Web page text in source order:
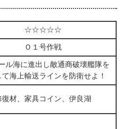
☆☆☆☆☆
Ｏ１号作戦
ル海に進出し敵通商破壊艦隊を
海上輸送ラインを防衛せよ！
復材、家具コイン、伊良湖